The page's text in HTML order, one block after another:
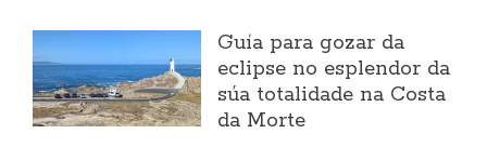
Guía para gozar da
eclipse no esplendor da
súa totalidade na Costa
da Morte